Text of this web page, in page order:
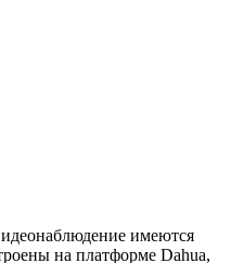
имеются
на платформе Dahua,